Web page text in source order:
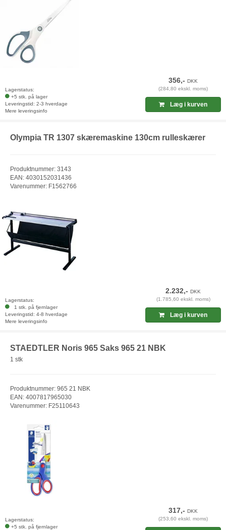
Lagerstatus:
+5 stk. på lager
Leveringstid: 2-3 hverdage
Mere leveringsinfo
356,-DKK
(284,80 ekskl. moms)
Læg i kurven
Olympia TR 1307 skæremaskine 130cm rulleskærer
Produktnummer: 3143
EAN: 4030152031436
Varenummer: F1562766
Lagerstatus:
1 stk. på fjernlager
Leveringstid: 4-8 hverdage
Mere leveringsinfo
2.232,-DKK
(1.785,60 ekskl. moms)
Læg i kurven
STAEDTLER Noris 965 Saks 965 21 NBK
1 stk
Produktnummer: 965 21 NBK
EAN: 4007817965030
Varenummer: F25110643
Lagerstatus:
+5 stk. på fjernlager
317,-DKK
(253,60 ekskl. moms)